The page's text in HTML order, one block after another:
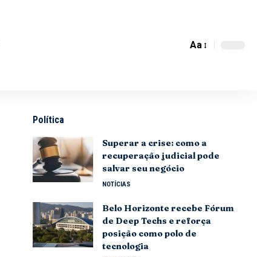
Aa
Política
Superar a crise: como a
recuperação judicial pode
salvar seu negócio
NOTÍCIAS
Belo Horizonte recebe Fórum
de Deep Techs e reforça
posição como polo de
tecnologia